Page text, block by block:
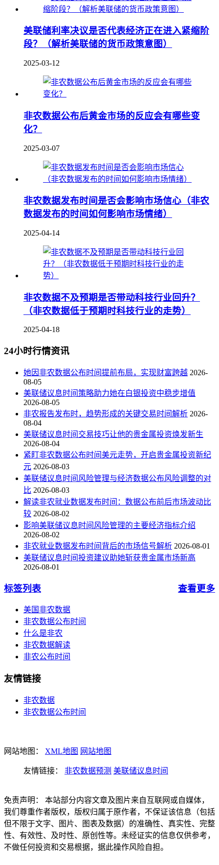
美联储利率决议是否代表经济正在进入紧缩阶
段？（解析美联储的货币政策意图）
2025-03-12
非农数据公布后黄金市场的反应会有哪些变
化？
2025-03-07
非农数据发布时间是否会影响市场信心（非农
数据发布的时间如何影响市场情绪）
2025-04-14
非农数据不及预期是否带动科技行业回升？
（非农数据低于预期时科技行业的走势）
2025-04-18
24小时行情资讯
她因非农数据公布时间提前布局，实现财富跨越 2026-
08-05
美联储议息时间策略助力她在白银投资中稳步增值
2026-08-05
非农报告发布时，趋势形成的关键交易时间解析 2026-
08-04
美联储议息时间交易技巧让他的贵金属投资焕发新生
2026-08-04
紧盯非农数据公布时间美元走势，开启贵金属投资新纪
元 2026-08-03
美联储议息时间风险管理与经济数据公布风险调整的对
比 2026-08-03
解读非农就业数据发布时间：数据公布前后市场波动比
较 2026-08-02
影响美联储议息时间风险管理的主要经济指标介绍
2026-08-02
非农就业数据发布时间背后的市场信号解析 2026-08-01
美联储议息时间投资建议助她斩获贵金属市场新高
2026-08-01
标签列表 查看更多
美国非农数据
非农数据公布时间
什么是非农
非农数据解读
非农公布时间
友情链接
非农数据
非农数据公布时间
网站地图： XML地图 网站地图
友情链接： 非农数据预测 美联储议息时间
免责声明： 本站部分内容文章及图片来自互联网或自媒体，
我们尊重作者版权，版权归属于原作者，不保证该信息（包括
但不限于文字、图片、图表及数据）的准确性、真实性、完整
性、有效性、及时性、原创性等。未经证实的信息仅供参考，
不做任何投资和交易根据，据此操作风险自担。